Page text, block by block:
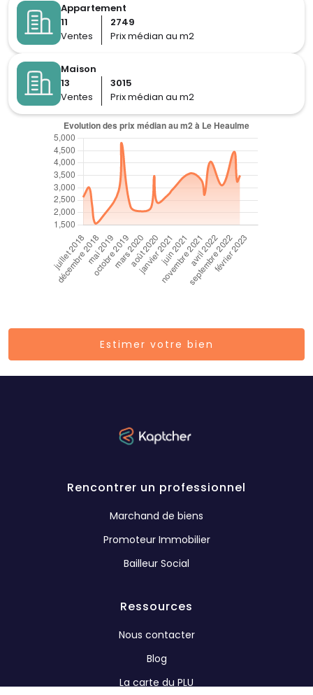
Appartement
11
Ventes
2749
Prix médian au m2
Maison
13
Ventes
3015
Prix médian au m2
Estimer votre bien
Rencontrer un professionnel
Marchand de biens
Promoteur Immobilier
Bailleur Social
Ressources
Nous contacter
Blog
La carte du PLU